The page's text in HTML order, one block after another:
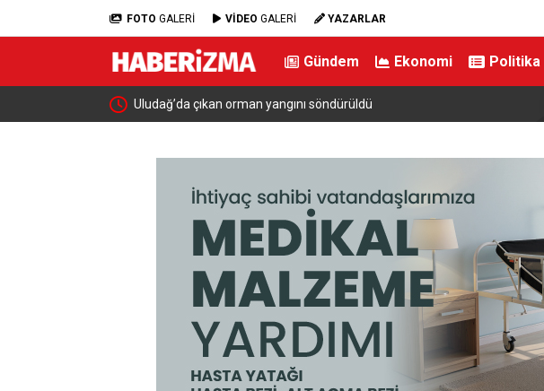
FOTO GALERİ VİDEO GALERİ YAZARLAR
Gündem Ekonomi Politika
tarihi düşüş Uludağ’da çıkan orman yangını söndürüldü